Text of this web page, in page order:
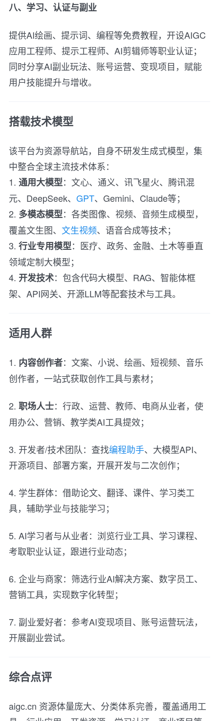
八、学习、认证与副业
提供AI绘画、提示词、编程等免费教程，开设AIGC
应用工程师、提示工程师、AI剪辑师等职业认证；
同时分享AI副业玩法、账号运营、变现项目，赋能
用户技能提升与增收。
搭载技术模型
该平台为资源导航站，自身不研发生成式模型，集
中整合全球主流技术体系：
1. 通用大模型：文心、通义、讯飞星火、腾讯混
元、DeepSeek、 GPT、Gemini、Claude等；
2. 多模态模型：各类图像、视频、音频生成模型，
覆盖文生图、 文生视频、语音合成等技术；
3. 行业专用模型：医疗、政务、金融、土木等垂直
领域定制大模型；
4. 开发技术：包含代码大模型、RAG、智能体框
架、API网关、开源LLM等配套技术与工具。
适用人群
1. 内容创作者：文案、小说、绘画、短视频、音乐
创作者，一站式获取创作工具与素材；
2. 职场人士：行政、运营、教师、电商从业者，使
用办公、营销、教学类AI工具提效；
3. 开发者/技术团队：查找编程助手、大模型API、
开源项目、部署方案，开展开发与二次创作；
4. 学生群体：借助论文、翻译、课件、学习类工
具，辅助学业与技能学习；
5. AI学习者与从业者：浏览行业工具、学习课程、
考取职业认证，跟进行业动态；
6. 企业与商家：筛选行业AI解决方案、数字员工、
营销工具，实现数字化转型；
7. 副业爱好者：参考AI变现项目、账号运营玩法，
开展副业尝试。
综合点评
aigc.cn 资源体量庞大、分类体系完善，覆盖通用工